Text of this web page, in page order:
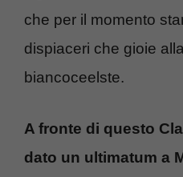
che per il momento
dispiaceri che gioie
biancoceelste.
A fronte di questo
dato un ultimatum a